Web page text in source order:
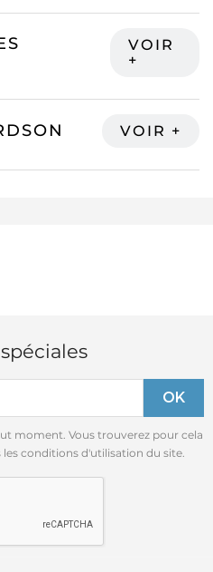
moment. Vous trouverez pour cela
conditions d'utilisation du site.